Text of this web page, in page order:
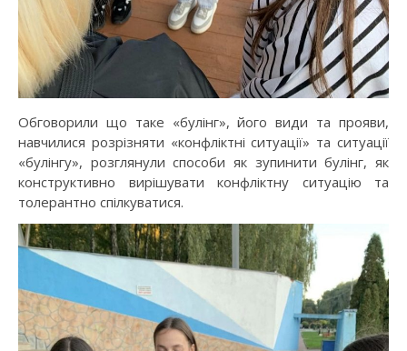
Обговорили що таке «булінг», його види та прояви,
навчилися розрізняти «конфліктні ситуації» та ситуації
«булінгу», розглянули способи як зупинити булінг, як
конструктивно вирішувати конфліктну ситуацію та
толерантно спілкуватися.